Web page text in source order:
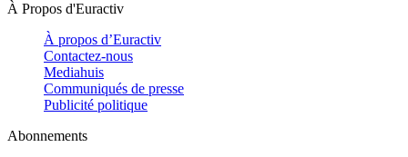
À Propos d'Euractiv
À propos d’Euractiv
Contactez-nous
Mediahuis
Communiqués de presse
Publicité politique
Abonnements